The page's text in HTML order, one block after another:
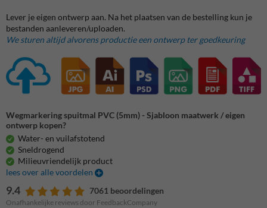
Lever je eigen ontwerp aan. Na het plaatsen van de bestelling kun je
bestanden aanleveren/uploaden.
We sturen altijd alvorens productie een ontwerp ter goedkeuring
Wegmarkering spuitmal PVC (5mm) - Sjabloon maatwerk / eigen
ontwerp kopen?
Water- en vuilafstotend
Sneldrogend
Milieuvriendelijk product
lees over alle voordelen
9.4 7061 beoordelingen
Onafhankelijke reviews door FeedbackCompany